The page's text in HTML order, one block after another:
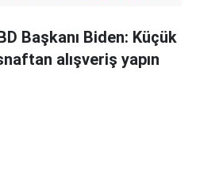
Başkanı Biden: Küçük
alışveriş yapın